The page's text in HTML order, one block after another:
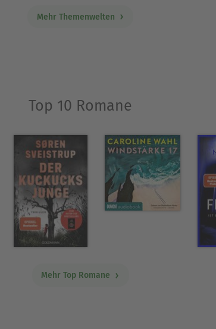
Mehr Themenwelten
Top 10 Romane
Mehr Top Romane